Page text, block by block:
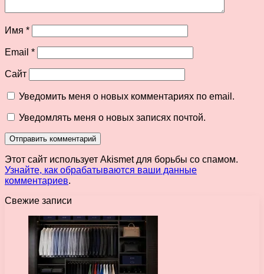
Имя *
Email *
Сайт
Уведомить меня о новых комментариях по email.
Уведомлять меня о новых записях почтой.
Этот сайт использует Akismet для борьбы со спамом.
Узнайте, как обрабатываются ваши данные
комментариев.
Свежие записи